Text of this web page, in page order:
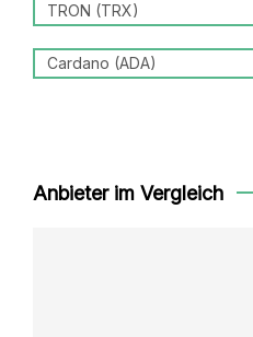
TRON (TRX)
Cardano (ADA)
Anbieter im Vergleich